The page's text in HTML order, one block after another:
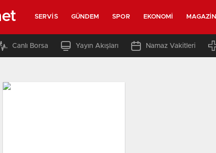
SERVIS GÜNDEM SPOR EKONOMI MAGAZIN
Canlı Borsa Yayın Akışları Namaz Vakitleri